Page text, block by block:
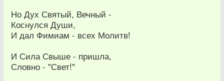
Но Дух Святый, Вечный -
Коснулся Души,
И дал Фимиам - всех Молитв!
И Сила Свыше - пришла,
Словно - "Свет!"